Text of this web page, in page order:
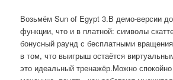
Возьмём Sun of Egypt 3.В демо-версии
функции, что и в платной: символы
бонусный раунд с бесплатными
в том, что выигрыш остаётся
это идеальный тренажёр.Можно спокойно